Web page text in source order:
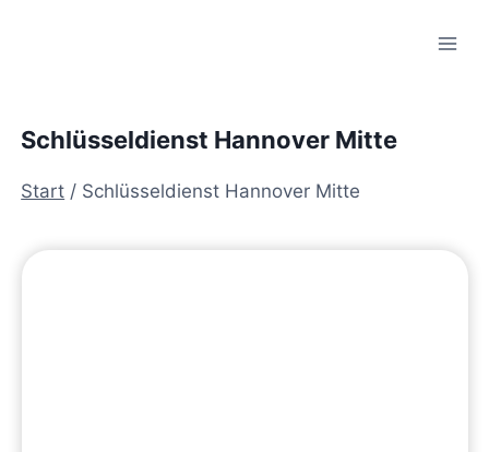
Schlüsseldienst Hannover Mitte
Start / Schlüsseldienst Hannover Mitte